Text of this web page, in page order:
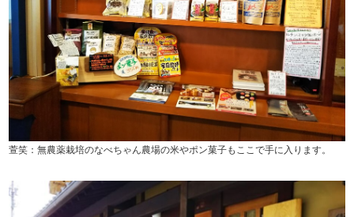
萱笑：無農薬栽培のなべちゃん農場の米やポン菓子もここで手に入ります。